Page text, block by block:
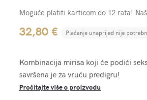
Moguće platiti karticom do 12 rata!
32,80 € Plaćanje unaprijed nije
Kombinacija mirisa koji će podići
savršena je za vruću predigru!
Pročitajte više o proizvodu